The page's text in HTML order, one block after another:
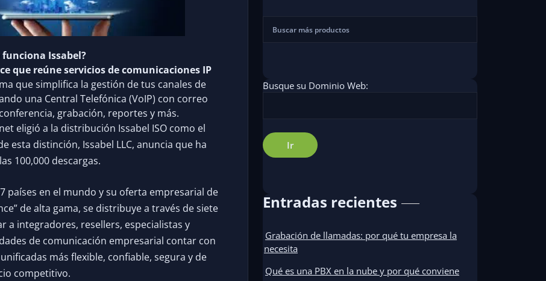
funciona Issabel?
que reúne servicios de comunicaciones IP
que simplifica la gestión de tus canales de
una Central Telefónica (VoIP) con correo
grabación, reportes y más.
eligió a la distribución Issabel ISO como el
esta distinción, Issabel LLC, anuncia que ha
100,000 descargas.
países en el mundo y su oferta empresarial de
de alta gama, se distribuye a través de siete
a integradores, resellers, especialistas y
de comunicación empresarial contar con
más flexible, confiable, segura y de
competitivo.
Busque su Dominio Web:
Entradas recientes
Grabación de llamadas: por qué tu empresa la
necesita
Qué es una PBX en la nube y por qué conviene